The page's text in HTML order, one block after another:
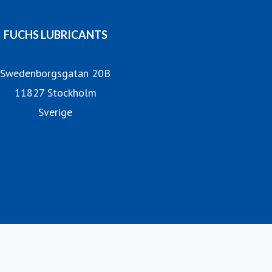
FUCHS LUBRICANTS
Swedenborgsgatan 20B
11827 Stockholm
Sverige